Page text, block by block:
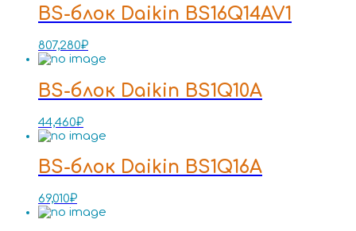
BS-блок Daikin BS16Q14AV1
807,280₽
BS-блок Daikin BS1Q10A
44,460₽
BS-блок Daikin BS1Q16A
69,010₽